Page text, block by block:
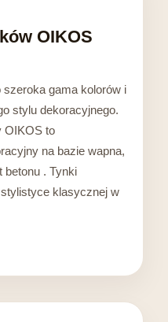
OIKOS
gama kolorów i
stylu dekoracyjnego.
OIKOS to
na bazie wapna,
betonu . Tynki
klasycznej w